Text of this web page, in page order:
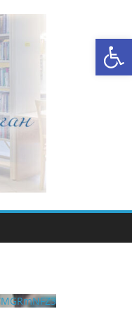
Открыть панель инструментов